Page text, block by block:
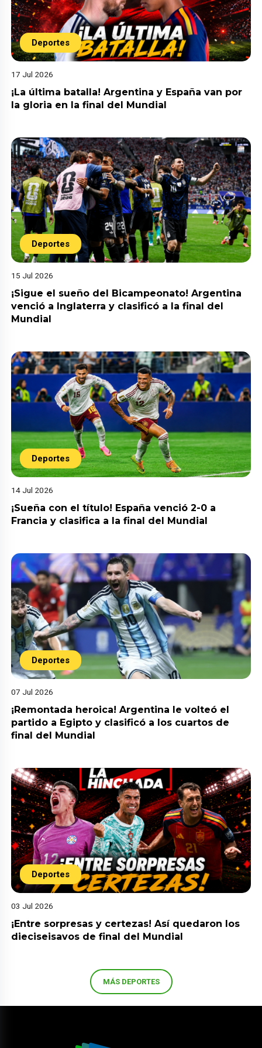
Deportes
17 Jul 2026
¡La última batalla! Argentina y España van por
la gloria en la final del Mundial
Deportes
15 Jul 2026
¡Sigue el sueño del Bicampeonato! Argentina
venció a Inglaterra y clasificó a la final del
Mundial
Deportes
14 Jul 2026
¡Sueña con el título! España venció 2-0 a
Francia y clasifica a la final del Mundial
Deportes
07 Jul 2026
¡Remontada heroica! Argentina le volteó el
partido a Egipto y clasificó a los cuartos de
final del Mundial
Deportes
03 Jul 2026
¡Entre sorpresas y certezas! Así quedaron los
dieciseisavos de final del Mundial
MÁS DEPORTES